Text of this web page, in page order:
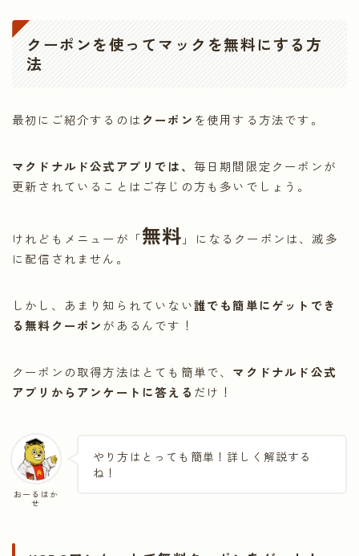
クーポンを使ってマックを無料にする方
法
最初にご紹介するのは クーポン を使用する方法です。
マクドナルド公式アプリでは、 毎日期間限定クーポンが
更新されていることはご存じの方も多いでしょう。
けれどもメニューが「無料 」になるクーポンは、滅多
に配信されません。
しかし、あまり知られていない誰でも簡単にゲットでき
る無料クーポンがあるんです！
クーポンの取得方法はとても簡単で、 マクドナルド公式
アプリからアンケートに答える だけ！
おーるはか
せ
やり方はとっても簡単！詳しく解説する
ね！